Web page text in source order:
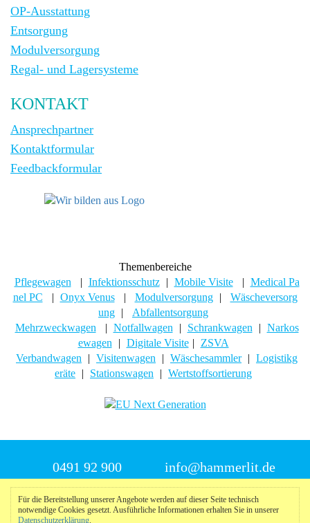
OP-Ausstattung
Entsorgung
Modulversorgung
Regal- und Lagersysteme
KONTAKT
Ansprechpartner
Kontaktformular
Feedbackformular
Themenbereiche
Pflegewagen
| Infektionsschutz | Mobile Visite | Medical Pa
nel PC
| Onyx Venus | Modulversorgung |
Wäscheversorg
ung |
Abfallentsorgung
Mehrzweckwagen
| Notfallwagen | Schrankwagen | Narkos
ewagen
| Digitale Visite |
ZSVA
Verbandwagen
| Visitenwagen | Wäschesammler | Logistikg
eräte | Stationswagen | Wertstoffsortierung
0491 92 900 info@hammerlit.de
© 2025 Hammerlit
Für die Bereitstellung unserer Angebote werden auf dieser Seite technisch
notwendige Cookies gesetzt. Ausführliche Informationen erhalten Sie in unserer
Datenschutzerklärung.